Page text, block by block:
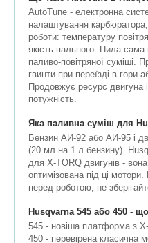
AutoTune - електронна
налаштування
роботи: температуру
якість пального. Пила
паливо-повітряної суміші.
гвинти при переїзді в гори
Продовжує ресурс двигуна
потужність.
Яка паливна суміш для
Бензин АИ-92 або АИ-95 і
(20 мл на 1 л бензину).
для X-TORQ двигунів -
оптимізована під ці
перед роботою, не
Husqvarna 545 або 450 -
545 - новіша платформа з
450 - перевірена класична